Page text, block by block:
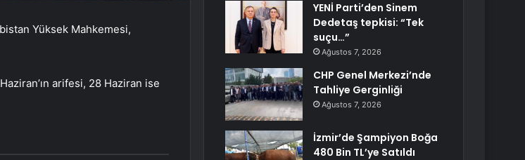
Yüksek Mahkemesi,
arifesi, 28 Haziran ise
YENİ Parti’den Sinem
Dedetaş tepkisi: “Tek
suçu…”
Ağustos 7, 2026
CHP Genel Merkezi’nde
Tahliye Gerginliği
Ağustos 7, 2026
İzmir’de Şampiyon Boğa
480 Bin TL’ye Satıldı